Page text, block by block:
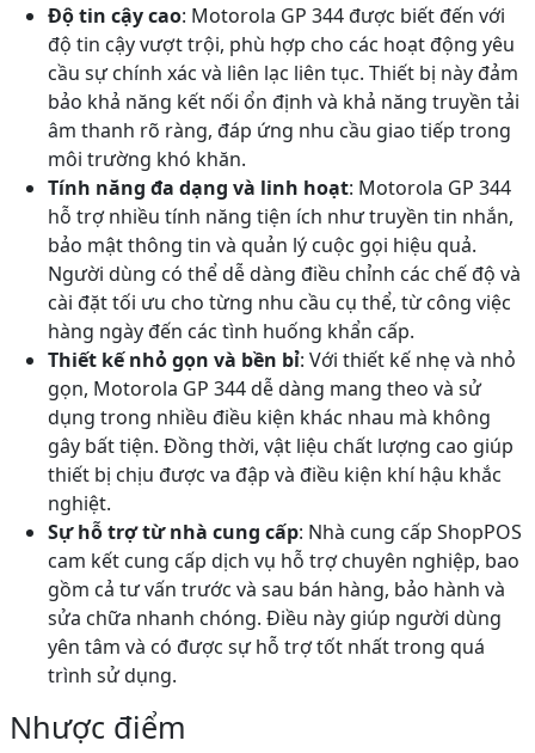
Độ tin cậy cao: Motorola GP 344 được biết đến với
độ tin cậy vượt trội, phù hợp cho các hoạt động yêu
cầu sự chính xác và liên lạc liên tục. Thiết bị này đảm
bảo khả năng kết nối ổn định và khả năng truyền tải
âm thanh rõ ràng, đáp ứng nhu cầu giao tiếp trong
môi trường khó khăn.
Tính năng đa dạng và linh hoạt: Motorola GP 344
hỗ trợ nhiều tính năng tiện ích như truyền tin nhắn,
bảo mật thông tin và quản lý cuộc gọi hiệu quả.
Người dùng có thể dễ dàng điều chỉnh các chế độ và
cài đặt tối ưu cho từng nhu cầu cụ thể, từ công việc
hàng ngày đến các tình huống khẩn cấp.
Thiết kế nhỏ gọn và bền bỉ: Với thiết kế nhẹ và nhỏ
gọn, Motorola GP 344 dễ dàng mang theo và sử
dụng trong nhiều điều kiện khác nhau mà không
gây bất tiện. Đồng thời, vật liệu chất lượng cao giúp
thiết bị chịu được va đập và điều kiện khí hậu khắc
nghiệt.
Sự hỗ trợ từ nhà cung cấp: Nhà cung cấp ShopPOS
cam kết cung cấp dịch vụ hỗ trợ chuyên nghiệp, bao
gồm cả tư vấn trước và sau bán hàng, bảo hành và
sửa chữa nhanh chóng. Điều này giúp người dùng
yên tâm và có được sự hỗ trợ tốt nhất trong quá
trình sử dụng.
Nhược điểm